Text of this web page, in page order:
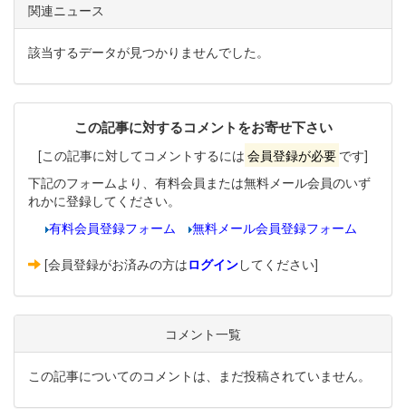
関連ニュース
該当するデータが見つかりませんでした。
この記事に対するコメントをお寄せ下さい
[この記事に対してコメントするには 会員登録が必要 です]
下記のフォームより、有料会員または無料メール会員のいず
れかに登録してください。
有料会員登録フォーム
無料メール会員登録フォーム
[会員登録がお済みの方はログインしてください]
コメント一覧
この記事についてのコメントは、まだ投稿されていません。